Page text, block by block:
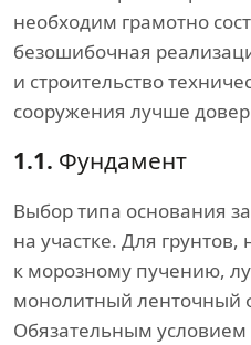
необходим грамотно
безошибочная
и строительство
сооружения лучше
1.1. Фундамент
Выбор типа основания
на участке. Для грунтов,
к морозному пучению,
монолитный ленточный
Обязательным условием